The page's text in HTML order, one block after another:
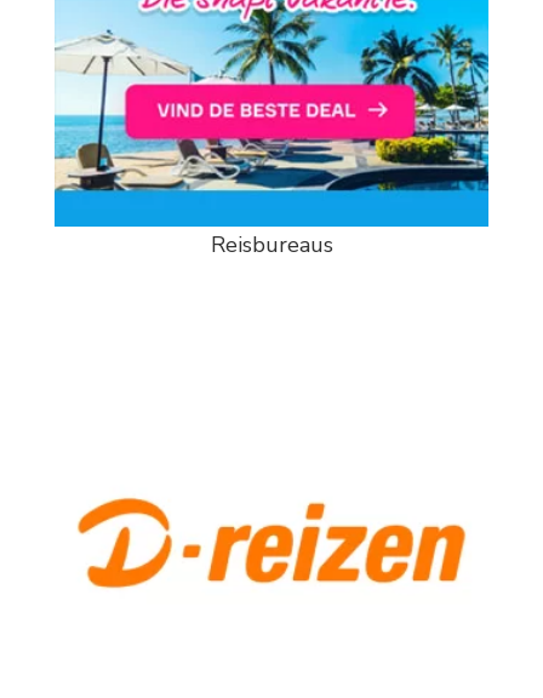
Reisbureaus